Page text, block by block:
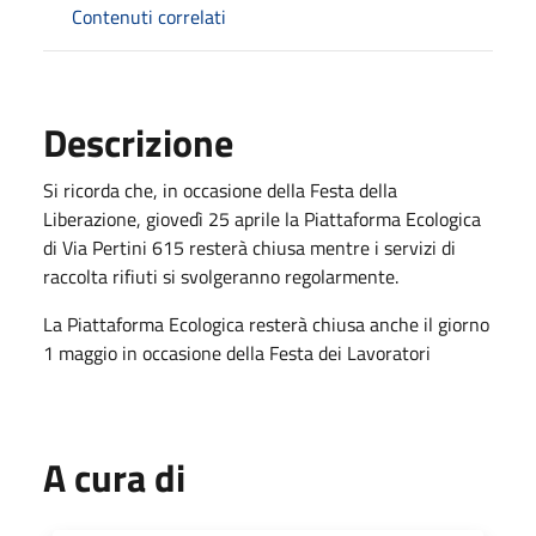
Contenuti correlati
Descrizione
Si ricorda che, in occasione della Festa della
Liberazione, giovedì 25 aprile la Piattaforma Ecologica
di Via Pertini 615 resterà chiusa mentre i servizi di
raccolta rifiuti si svolgeranno regolarmente.
La Piattaforma Ecologica resterà chiusa anche il giorno
1 maggio in occasione della Festa dei Lavoratori
A cura di